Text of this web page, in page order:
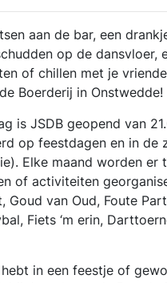
aan de bar, een
op de dansvloer,
of chillen met je
Boerderij in Onstwedde!
is JSDB geopend van
op feestdagen en in de
Elke maand worden er
of activiteiten
Goud van Oud, Foute
Fiets ‘m erin,
in een feestje of